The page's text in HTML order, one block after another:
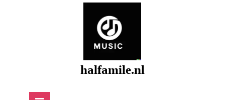
halfamile.nl